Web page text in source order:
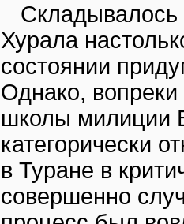
Складывалось
Хурала
состоянии
Однако,
школы милиции
категорически
в Туране в
совершенно